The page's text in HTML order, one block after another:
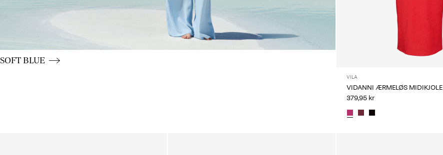
SOFT BLUE
CE_colours_spot01_BUTTON_linked_wk20_15-05-26_blue
VILA
VIDANNI ÆRMELØS MIDIKJOLE
379,95 kr